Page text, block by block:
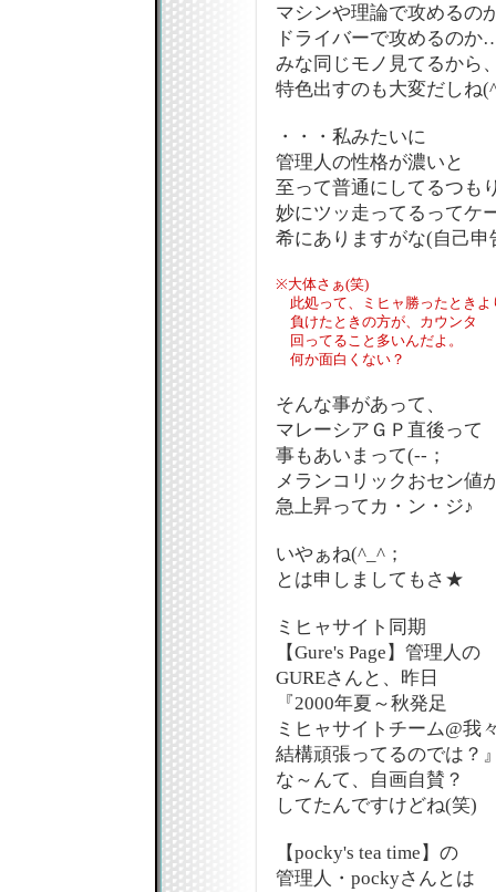
マシンや理論で攻めるの
ドライバーで攻めるのか
みな同じモノ見てるから
特色出すのも大変だしね
・・・私みたいに
管理人の性格が濃いと
至って普通にしてるつも
妙にツッ走ってるってケ
希にありますがな(自己申
※大体さぁ(笑)
此処って、ミヒャ勝ったときよ
負けたときの方が、カウンタ
回ってること多いんだよ。
何か面白くない？
そんな事があって、
マレーシアＧＰ直後って
事もあいまって(--；
メランコリックおセン値
急上昇ってカ・ン・ジ♪
いやぁね(^_^；
とは申しましてもさ★
ミヒャサイト同期
【Gure's Page】管理人の
GUREさんと、昨日
『2000年夏～秋発足
ミヒャサイトチーム@我
結構頑張ってるのでは？
な～んて、自画自賛？
してたんですけどね(笑)
【pocky's tea time】の
管理人・pockyさんとは